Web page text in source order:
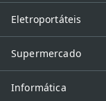
Por aqui, você
fio ou que se
Bluetooth.
Cabos e fontes
Eletroportáteis
Supermercado
Informática